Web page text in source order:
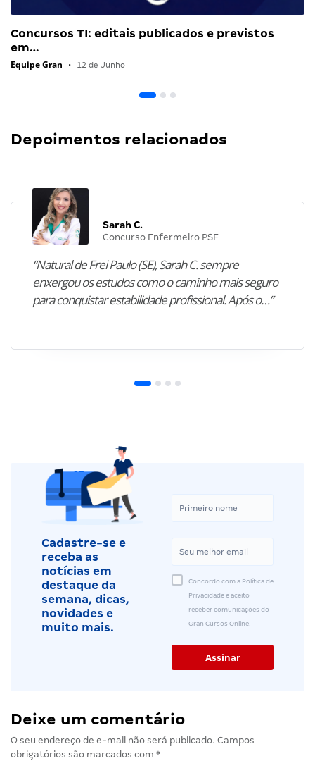
Concursos TI: editais publicados e previstos
em…
Equipe Gran • 12 de Junho
Depoimentos relacionados
Sarah C.
Concurso Enfermeiro PSF
“Natural de Frei Paulo (SE), Sarah C. sempre
enxergou os estudos como o caminho mais seguro
para conquistar estabilidade profissional. Após o…”
Cadastre-se e
receba as
notícias em
destaque da
semana, dicas,
novidades e
muito mais.
Concordo com a Política de
Privacidade e aceito
receber comunicações do
Gran Cursos Online.
Deixe um comentário
O seu endereço de e-mail não será publicado. Campos
obrigatórios são marcados com *